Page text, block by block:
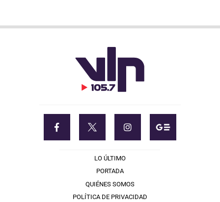
LO ÚLTIMO
PORTADA
QUIÉNES SOMOS
POLÍTICA DE PRIVACIDAD